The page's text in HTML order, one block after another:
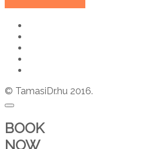
© TamasiDr.hu 2016.
BOOK
NOW